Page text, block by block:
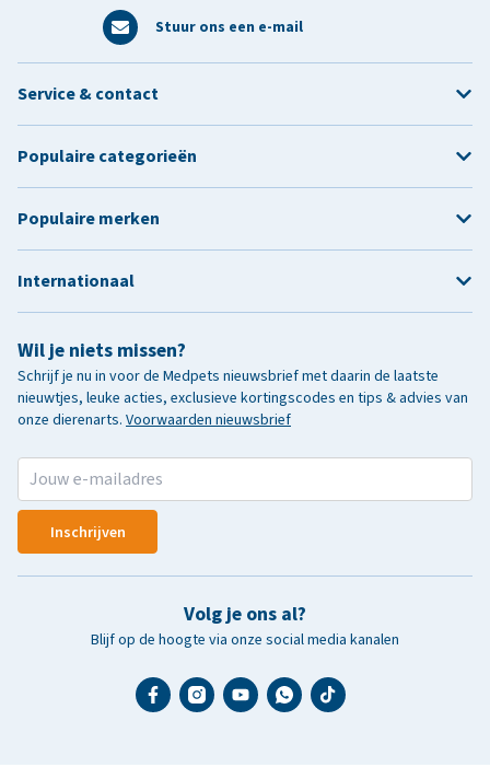
Stuur ons een e-mail
Wil je niets missen?
Schrijf je nu in voor de Medpets nieuwsbrief met daarin de laatste
nieuwtjes, leuke acties, exclusieve kortingscodes en tips & advies van
onze dierenarts. Voorwaarden nieuwsbrief
Inschrijven
Volg je ons al?
Blijf op de hoogte via onze social media kanalen
Service & contact
Populaire categorieën
Populaire merken
Internationaal